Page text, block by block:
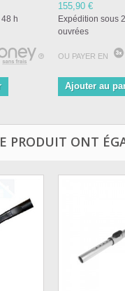
h
155,90 €
Expédition sous
ouvrées
OU PAYER EN
Ajouter au
PRODUIT ONT